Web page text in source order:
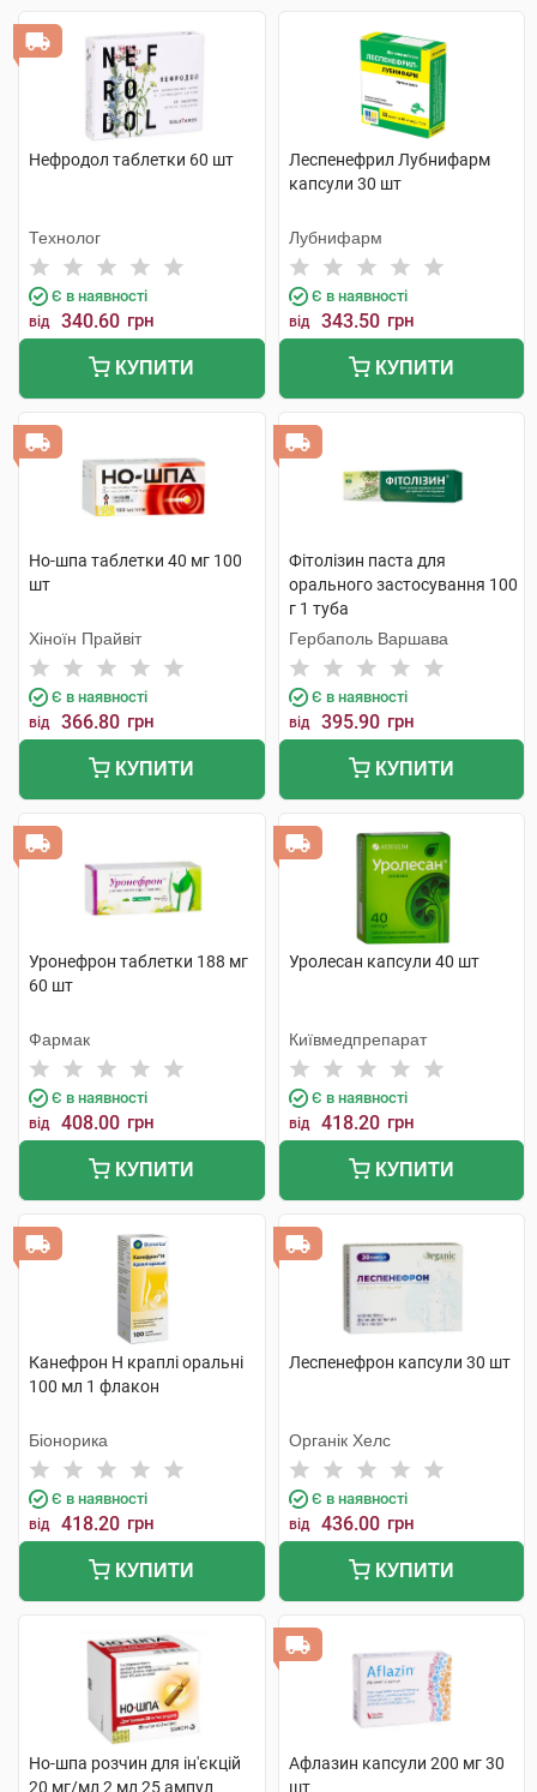
Нефродол таблетки 60 шт
Технолог
Є в наявності
від 340.60 грн
КУПИТИ
Леспенефрил Лубнифарм
капсули 30 шт
Лубнифарм
Є в наявності
від 343.50 грн
КУПИТИ
Но-шпа таблетки 40 мг 100
шт
Хіноїн Прайвіт
Є в наявності
від 366.80 грн
КУПИТИ
Фітолізин паста для
орального застосування 100
г 1 туба
Гербаполь Варшава
Є в наявності
від 395.90 грн
КУПИТИ
Уронефрон таблетки 188 мг
60 шт
Фармак
Є в наявності
від 408.00 грн
КУПИТИ
Уролесан капсули 40 шт
Київмедпрепарат
Є в наявності
від 418.20 грн
КУПИТИ
Канефрон H краплі оральні
100 мл 1 флакон
Біонорика
Є в наявності
від 418.20 грн
КУПИТИ
Леспенефрон капсули 30 шт
Органік Хелс
Є в наявності
від 436.00 грн
КУПИТИ
Но-шпа розчин для ін'єкцій
20 мг/мл 2 мл 25 ампул
Афлазин капсули 200 мг 30
шт